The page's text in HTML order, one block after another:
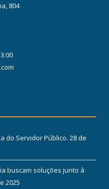
804
do Servidor Público. 28 de
buscam soluções junto à
2025